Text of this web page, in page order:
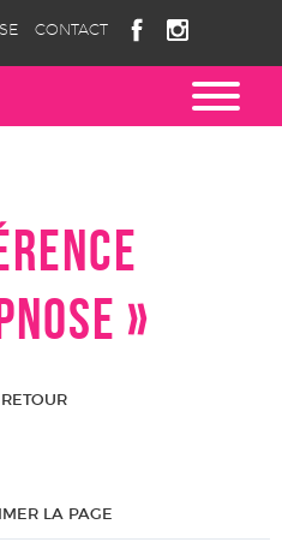
CONTACT
»
RETOUR
LA PAGE